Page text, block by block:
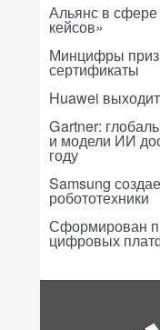
Альянс в
кейсов»
Минцифры
сертификаты
Huawei
Gartner:
и модели ИИ
году
Samsung
робототехники
Сформирован
цифровых